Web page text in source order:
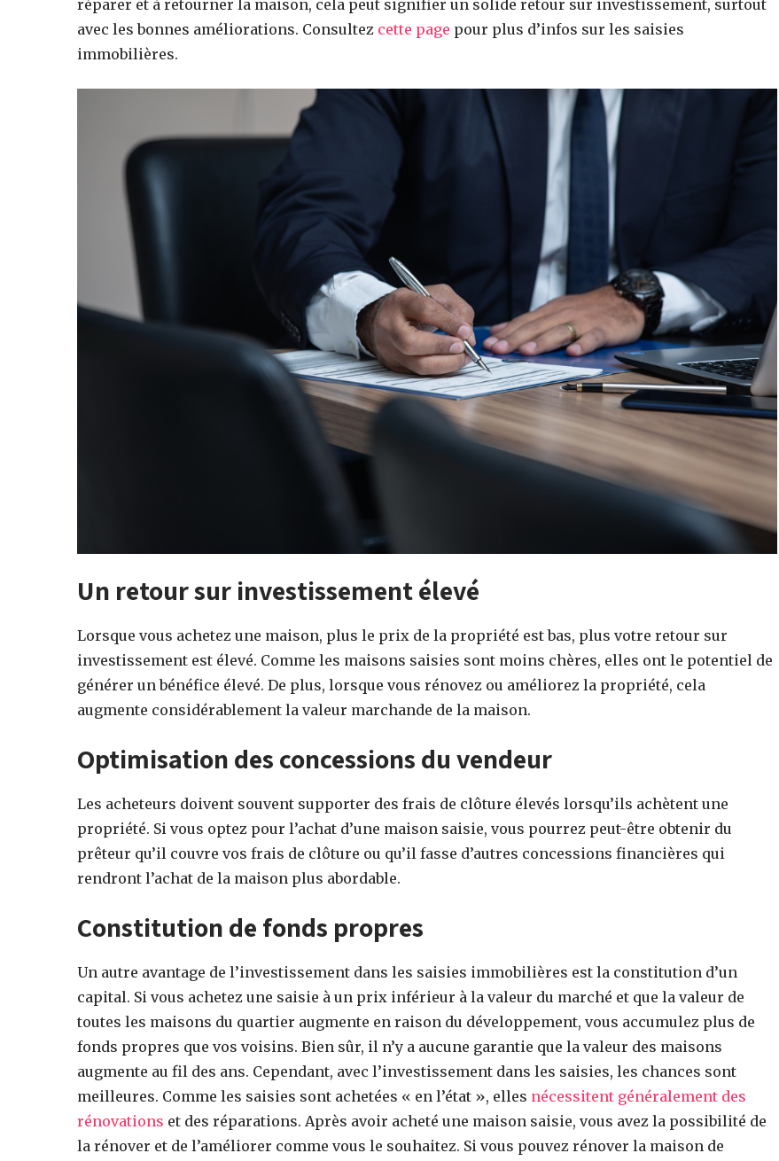
réparer et à retourner la maison, cela peut signifier un solide retour sur investissement, surtout
avec les bonnes améliorations. Consultez cette page pour plus d’infos sur les saisies
immobilières.
Un retour sur investissement élevé
Lorsque vous achetez une maison, plus le prix de la propriété est bas, plus votre retour sur
investissement est élevé. Comme les maisons saisies sont moins chères, elles ont le potentiel de
générer un bénéfice élevé. De plus, lorsque vous rénovez ou améliorez la propriété, cela
augmente considérablement la valeur marchande de la maison.
Optimisation des concessions du vendeur
Les acheteurs doivent souvent supporter des frais de clôture élevés lorsqu’ils achètent une
propriété. Si vous optez pour l’achat d’une maison saisie, vous pourrez peut-être obtenir du
prêteur qu’il couvre vos frais de clôture ou qu’il fasse d’autres concessions financières qui
rendront l’achat de la maison plus abordable.
Constitution de fonds propres
Un autre avantage de l’investissement dans les saisies immobilières est la constitution d’un
capital. Si vous achetez une saisie à un prix inférieur à la valeur du marché et que la valeur de
toutes les maisons du quartier augmente en raison du développement, vous accumulez plus de
fonds propres que vos voisins. Bien sûr, il n’y a aucune garantie que la valeur des maisons
augmente au fil des ans. Cependant, avec l’investissement dans les saisies, les chances sont
meilleures. Comme les saisies sont achetées « en l’état », elles nécessitent généralement des
rénovations et des réparations. Après avoir acheté une maison saisie, vous avez la possibilité de
la rénover et de l’améliorer comme vous le souhaitez. Si vous pouvez rénover la maison de